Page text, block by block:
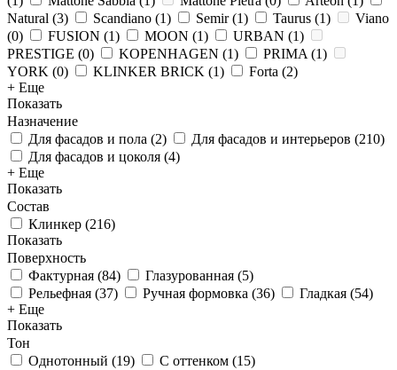
Natural (3) Scandiano (1) Semir(1) Taurus (1)
Viano
(0) FUSION (1) MOON (1) URBAN (1)
PRESTIGE (0) KOPENHAGEN (1) PRIMA (1)
YORK (0) KLINKER BRICK (1) Forta (2)
+ Еще
Показать
Назначение
Для фасадов и пола (2) Для фасадов и интерьеров (210)
Для фасадов и цоколя (4)
+ Еще
Показать
Состав
Клинкер (216)
Показать
Поверхность
Фактурная (84) Глазурованная (5)
Рельефная (37) Ручная формовка (36) Гладкая (54)
+ Еще
Показать
Тон
Однотонный (19) С оттенком (15)